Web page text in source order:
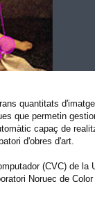
quantitats
que permetin
capaç de
d'obres d'art.
(CVC) de la
Noruec de